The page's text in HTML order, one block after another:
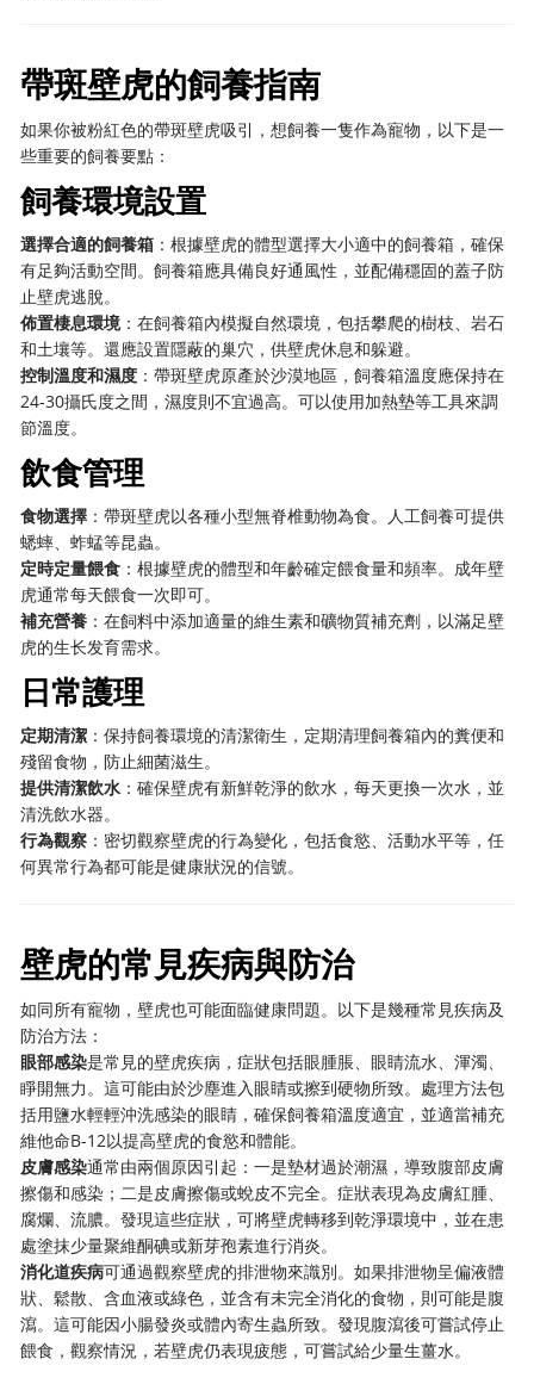
帶斑壁虎的飼養指南
如果你被粉紅色的帶斑壁虎吸引，想飼養一隻作為寵物，以下是一
些重要的飼養要點：
飼養環境設置
選擇合適的飼養箱 ：根據壁虎的體型選擇大小適中的飼養箱，確保
有足夠活動空間。飼養箱應具備良好通風性，並配備穩固的蓋子防
止壁虎逃脫。
佈置棲息環境：在飼養箱內模擬自然環境，包括攀爬的樹枝、岩石
和土壤等。還應設置隱蔽的巢穴，供壁虎休息和躲避。
控制溫度和濕度 ：帶斑壁虎原產於沙漠地區，飼養箱溫度應保持在
24-30攝氏度之間，濕度則不宜過高。可以使用加熱墊等工具來調
節溫度。
飲食管理
食物選擇 ：帶斑壁虎以各種小型無脊椎動物為食。人工飼養可提供
蟋蟀、蚱蜢等昆蟲。
定時定量餵食 ：根據壁虎的體型和年齡確定餵食量和頻率。成年壁
虎通常每天餵食一次即可。
補充營養 ：在飼料中添加適量的維生素和礦物質補充劑，以滿足壁
虎的生长发育需求。
日常護理
定期清潔 ：保持飼養環境的清潔衛生，定期清理飼養箱內的糞便和
殘留食物，防止細菌滋生。
提供清潔飲水 ：確保壁虎有新鮮乾淨的飲水，每天更換一次水，並
清洗飲水器。
行為觀察 ：密切觀察壁虎的行為變化，包括食慾、活動水平等，任
何異常行為都可能是健康狀況的信號。
壁虎的常見疾病與防治
如同所有寵物，壁虎也可能面臨健康問題。以下是幾種常見疾病及
防治方法：
眼部感染是常見的壁虎疾病，症狀包括眼腫脹、眼睛流水、渾濁、
睜開無力。這可能由於沙塵進入眼睛或擦到硬物所致。處理方法包
括用鹽水輕輕沖洗感染的眼睛，確保飼養箱溫度適宜，並適當補充
維他命B-12以提高壁虎的食慾和體能。
皮膚感染通常由兩個原因引起：一是墊材過於潮濕，導致腹部皮膚
擦傷和感染；二是皮膚擦傷或蛻皮不完全。症狀表現為皮膚紅腫、
腐爛、流膿。發現這些症狀，可將壁虎轉移到乾淨環境中，並在患
處塗抹少量聚維酮碘或新芽孢素進行消炎。
消化道疾病可通過觀察壁虎的排泄物來識別。如果排泄物呈偏液體
狀、鬆散、含血液或綠色，並含有未完全消化的食物，則可能是腹
瀉。這可能因小腸發炎或體內寄生蟲所致。發現腹瀉後可嘗試停止
餵食，觀察情況，若壁虎仍表現疲態，可嘗試給少量生薑水。